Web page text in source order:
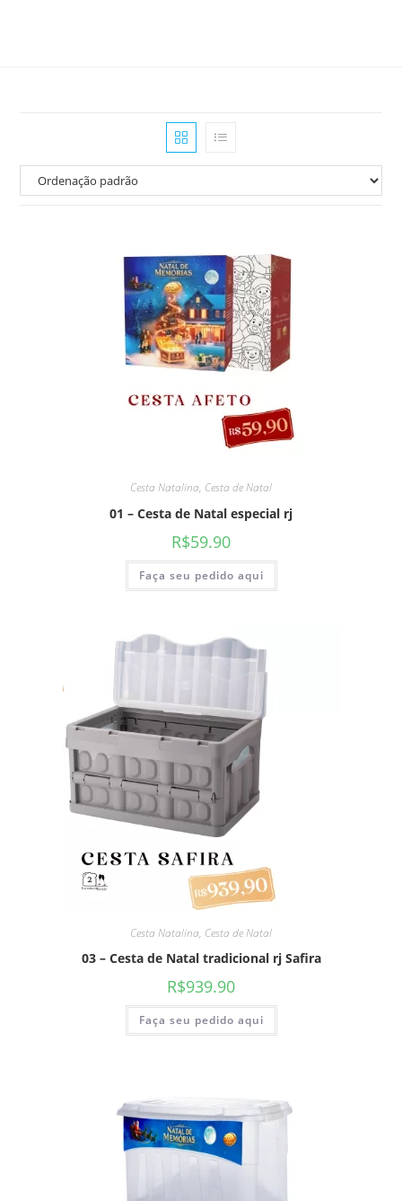
Cesta Natalina, Cesta de Natal
01 – Cesta de Natal especial rj
R$59.90
Faça seu pedido aqui
Cesta Natalina, Cesta de Natal
03 – Cesta de Natal tradicional rj Safira
R$939.90
Faça seu pedido aqui